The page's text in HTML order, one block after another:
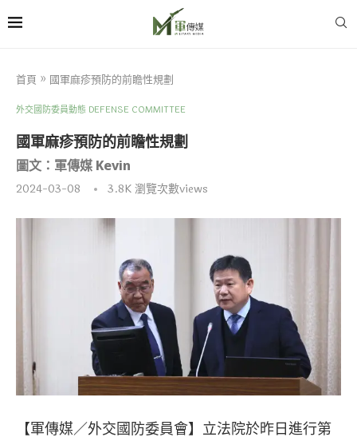
首頁 » 國軍麻疹預防的前瞻性規劃
外交國防委員動態 DEFENSE COMMITTEE
國軍麻疹預防的前瞻性規劃
圖文：軍傳媒 Kevin
2024-03-08 3.8K瀏覽次數views
【軍傳媒／外交國防委員會】立法院於昨日進行第